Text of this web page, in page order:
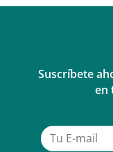
Suscríbete
en